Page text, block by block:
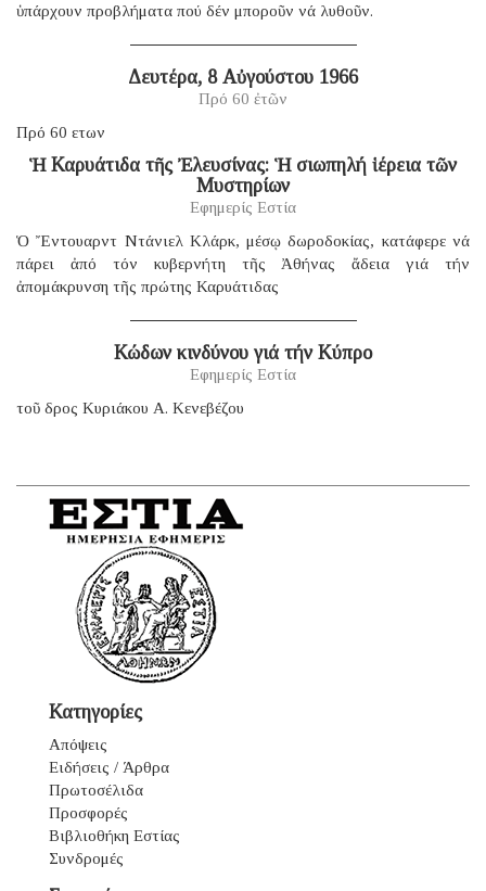
ὑπάρχουν προβλήματα πού δέν μποροῦν νά λυθοῦν.
Δευτέρα, 8 Αὐγούστου 1966
Πρό 60 ἐτῶν
Πρό 60 ετων
Ἡ Καρυάτιδα τῆς Ἐλευσίνας: Ἡ σιωπηλή ἱέρεια τῶν
Μυστηρίων
Εφημερίς Εστία
Ὁ Ἔντουαρντ Ντάνιελ Κλάρκ, μέσῳ δωροδοκίας, κατάφερε νά
πάρει ἀπό τόν κυβερνήτη τῆς Ἀθήνας ἄδεια γιά τήν
ἀπομάκρυνση τῆς πρώτης Καρυάτιδας
Κώδων κινδύνου γιά τήν Κύπρο
Εφημερίς Εστία
τοῦ δρος Κυριάκου Α. Κενεβέζου
Κατηγορίες
Απόψεις
Ειδήσεις / Άρθρα
Πρωτοσέλιδα
Προσφορές
Βιβλιοθήκη Εστίας
Συνδρομές